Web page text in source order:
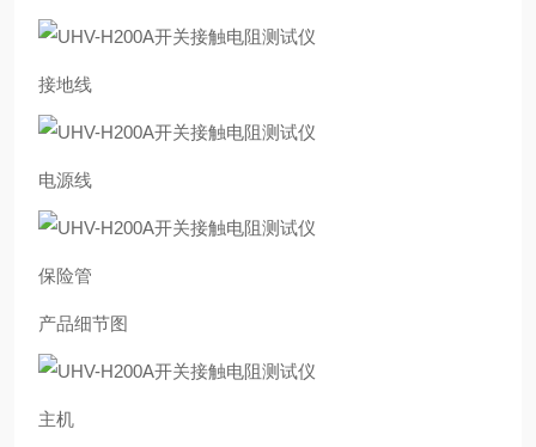
接地线
电源线
保险管
产品细节图
主机